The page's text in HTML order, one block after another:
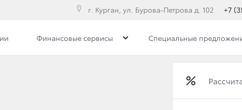
г. Курган, ул. Бурова-Петрова д. 102 +7
Финансовые сервисы Специальные